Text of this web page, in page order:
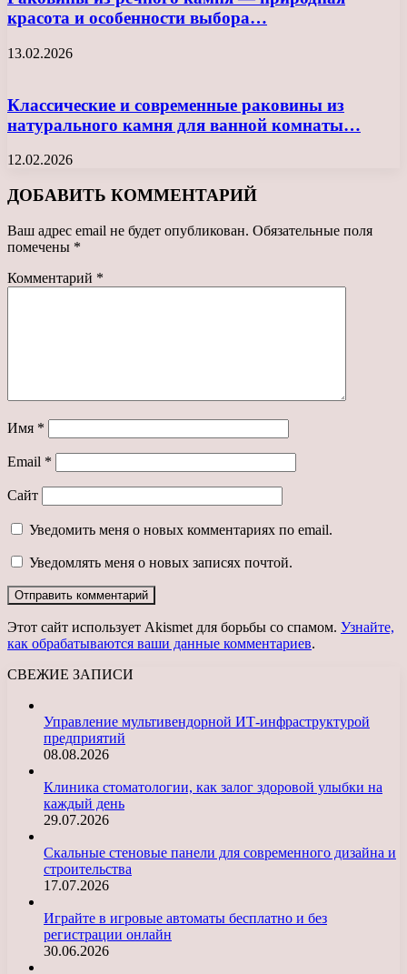
красота и особенности выбора…
13.02.2026
Классические и современные раковины из
натурального камня для ванной комнаты…
12.02.2026
ДОБАВИТЬ КОММЕНТАРИЙ
Ваш адрес email не будет опубликован. Обязательные поля
помечены *
Комментарий *
Имя *
Email *
Сайт
Уведомить меня о новых комментариях по email.
Уведомлять меня о новых записях почтой.
Этот сайт использует Akismet для борьбы со спамом. Узнайте,
как обрабатываются ваши данные комментариев.
СВЕЖИЕ ЗАПИСИ
Управление мультивендорной ИТ-инфраструктурой
предприятий
08.08.2026
Клиника стоматологии, как залог здоровой улыбки на
каждый день
29.07.2026
Скальные стеновые панели для современного дизайна и
строительства
17.07.2026
Играйте в игровые автоматы бесплатно и без
регистрации онлайн
30.06.2026